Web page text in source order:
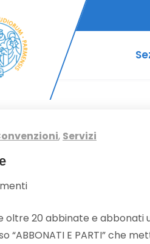
, Servizi
oltre 20 abbinate e abbonati
“ABBONATI E PARTI” che